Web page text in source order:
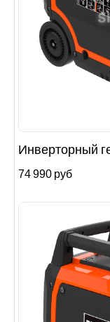
Инверторный
74 990 руб